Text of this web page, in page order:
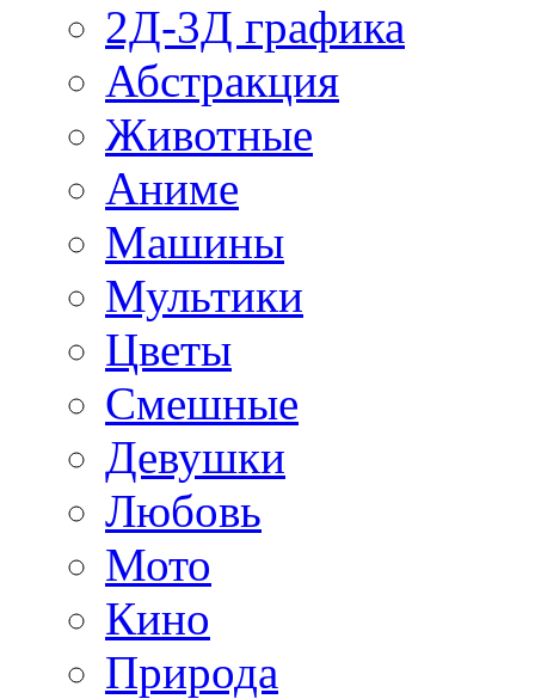
2Д-3Д графика
Абстракция
Животные
Аниме
Машины
Мультики
Цветы
Смешные
Девушки
Любовь
Мото
Кино
Природа